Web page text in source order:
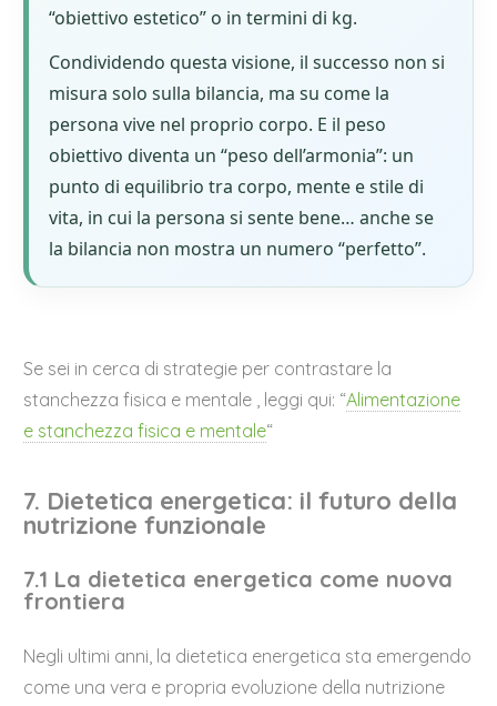
“obiettivo estetico” o in termini di kg.
Condividendo questa visione, il successo non si
misura solo sulla bilancia, ma su come la
persona vive nel proprio corpo. E il peso
obiettivo diventa un “peso dell’armonia”: un
punto di equilibrio tra corpo, mente e stile di
vita, in cui la persona si sente bene… anche se
la bilancia non mostra un numero “perfetto”.
Se sei in cerca di strategie per contrastare la
stanchezza fisica e mentale , leggi qui: “Alimentazione
e stanchezza fisica e mentale“
7. Dietetica energetica: il futuro della
nutrizione funzionale
7.1 La dietetica energetica come nuova
frontiera
Negli ultimi anni, la dietetica energetica sta emergendo
come una vera e propria evoluzione della nutrizione